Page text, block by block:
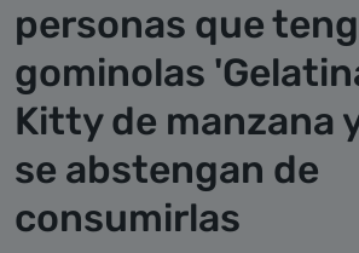
personas que
gominolas
Kitty de manzana
se abstengan de
consumirlas